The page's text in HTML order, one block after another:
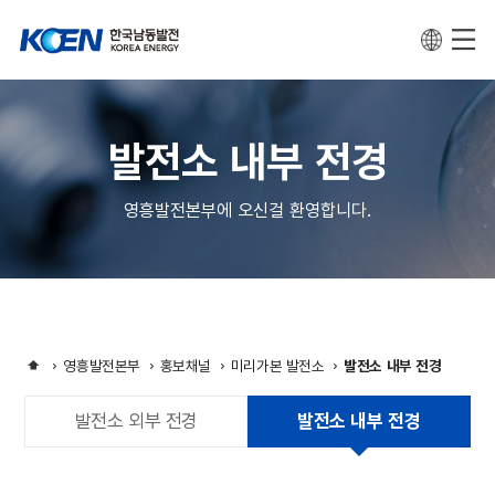
발전소 내부 전경
영흥발전본부에 오신걸 환영합니다.
영흥발전본부 홍보채널 미리가본 발전소 발전소 내부 전경
발전소 외부 전경 발전소 내부 전경